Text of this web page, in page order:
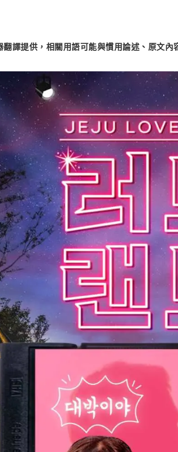
翻譯提供，相關用語可能與慣用論述、原文內